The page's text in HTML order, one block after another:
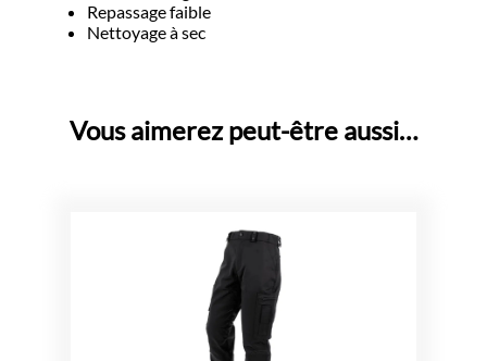
Repassage faible
Nettoyage à sec
Vous aimerez peut-être aussi…